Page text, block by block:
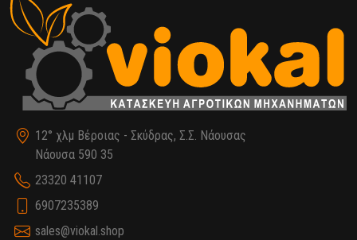
12° χλμ Βέροιας - Σκύδρας, Σ.Σ. Νάουσας
Νάουσα 590 35
23320 41107
6907235389
sales@viokal.shop